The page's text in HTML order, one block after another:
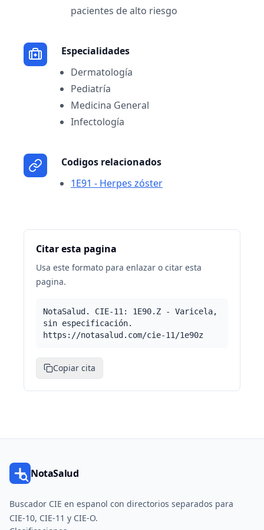
pacientes de alto riesgo
Especialidades
Dermatología
Pediatría
Medicina General
Infectología
Codigos relacionados
1E91 - Herpes zóster
Citar esta pagina
Usa este formato para enlazar o citar esta
pagina.
NotaSalud. CIE-11: 1E90.Z - Varicela,
sin especificación.
https://notasalud.com/cie-11/1e90z
Copiar cita
NotaSalud
Buscador CIE en espanol con directorios separados para
CIE-10, CIE-11 y CIE-O.